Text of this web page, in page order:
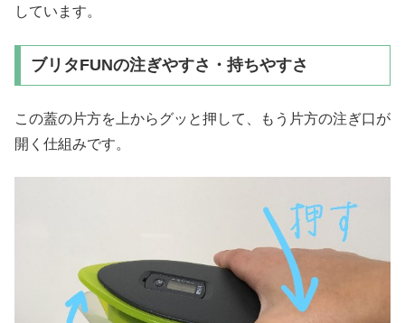
しています。
ブリタFUNの注ぎやすさ・持ちやすさ
この蓋の片方を上からグッと押して、もう片方の注ぎ口が
開く仕組みです。